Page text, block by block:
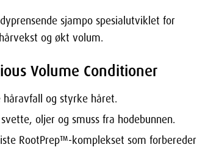
sjampo spesialutviklet for
og økt volum.
Volume Conditioner
og styrke håret.
oljer og smuss fra hodebunnen.
RootPrep™-komplekset som forbereder